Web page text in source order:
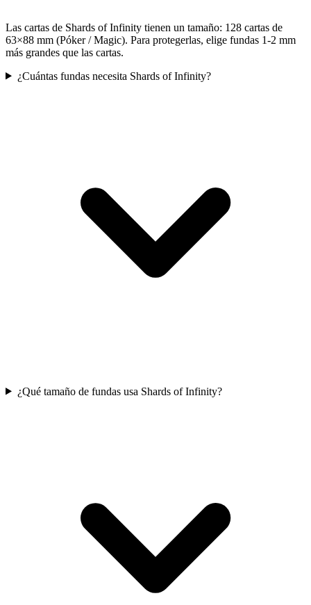
Las cartas de Shards of Infinity tienen un tamaño: 128 cartas de
63×88 mm (Póker / Magic). Para protegerlas, elige fundas 1-2 mm
más grandes que las cartas.
¿Cuántas fundas necesita Shards of Infinity?
¿Qué tamaño de fundas usa Shards of Infinity?